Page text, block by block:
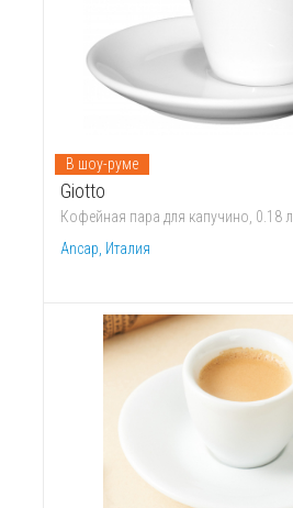
Giotto
Кофейная пара для капучино, 0.18 л
Ancap, Италия
В шоу-руме